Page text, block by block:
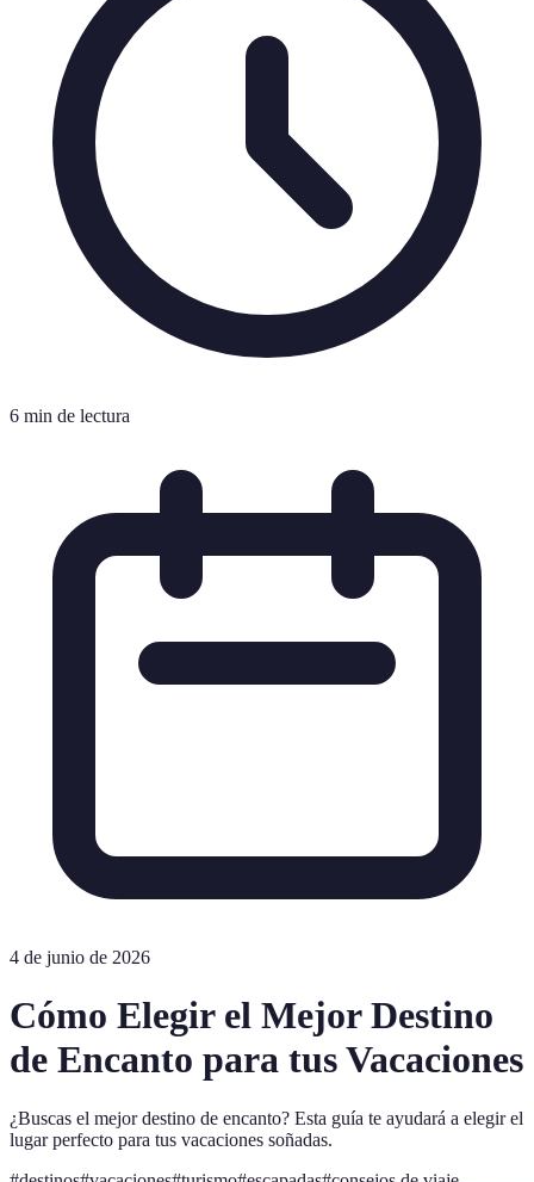
6 min de lectura
4 de junio de 2026
Cómo Elegir el Mejor Destino
de Encanto para tus Vacaciones
¿Buscas el mejor destino de encanto? Esta guía te ayudará a elegir el
lugar perfecto para tus vacaciones soñadas.